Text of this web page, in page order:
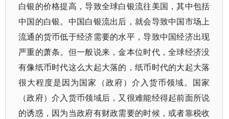
白银的价格提高，导致全球白银流往美国，其中包括
中国的白银。中国白银流出后，就会导致中国市场上
流通的货币低于经济需要的水平，导致中国经济出现
严重的萧条。但一般说来，金本位时代，全球经济没
有像纸币时代这么大起大落的，纸币时代的大起大落
很大程度是因为国家（政府）介入货币领域。国家
（政府）介入货币领域后，又很难能经得起前面所说
的诱惑，因为当政府有财政需要的时候，或者靠税收